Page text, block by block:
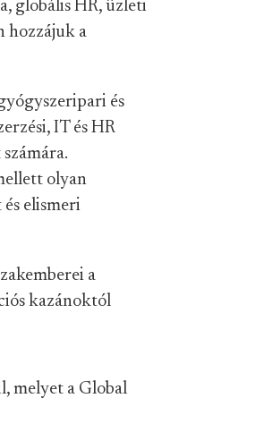
globális HR, üzleti
hozzájuk a
és
IT és HR
olyan
elismeri
a
kazánoktól
melyet a Global